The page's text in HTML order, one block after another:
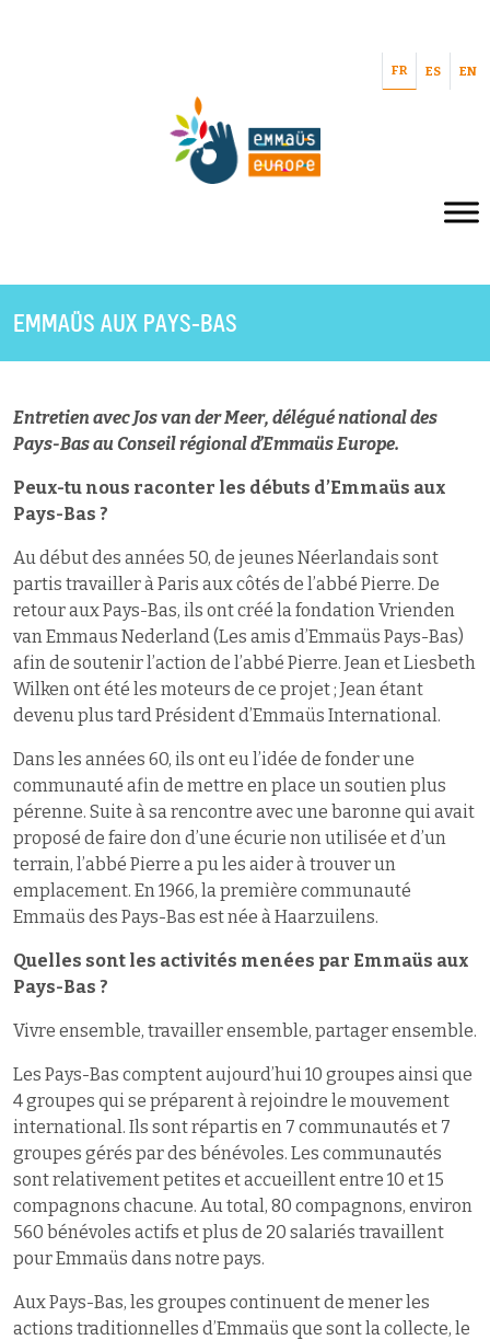
FR ES EN
EMMAÜS AUX PAYS-BAS
Entretien avecJos van der Meer, délégué national des
Pays-Bas au Conseil régional d’Emmaüs Europe.
Peux-tu nous raconter les débuts d’Emmaüs aux
Pays-Bas ?
Au début des années 50, de jeunes Néerlandais sont
partis travailler à Paris aux côtés de l’abbé Pierre. De
retour aux Pays-Bas, ils ont créé la fondation Vrienden
van Emmaus Nederland (Les amis d’Emmaüs Pays-Bas)
afin de soutenir l’action de l’abbé Pierre. Jean et Liesbeth
Wilken ont été les moteurs de ce projet ; Jean étant
devenu plus tard Président d’Emmaüs International.
Dans les années 60, ils ont eu l’idée de fonder une
communauté afin de mettre en place un soutien plus
pérenne. Suite à sa rencontre avec une baronne qui avait
proposé de faire don d’une écurie non utilisée et d’un
terrain, l’abbé Pierre a pu les aider à trouver un
emplacement. En 1966, la première communauté
Emmaüs des Pays-Bas est née à Haarzuilens.
Quelles sont les activités menées par Emmaüs aux
Pays-Bas ?
Vivre ensemble, travailler ensemble, partager ensemble.
Les Pays-Bas comptent aujourd’hui 10 groupes ainsi que
4 groupes qui se préparent à rejoindre le mouvement
international. Ils sont répartis en 7 communautés et 7
groupes gérés par des bénévoles. Les communautés
sont relativement petites et accueillent entre 10 et 15
compagnons chacune. Au total, 80 compagnons, environ
560 bénévoles actifs et plus de 20 salariés travaillent
pour Emmaüs dans notre pays.
Aux Pays-Bas, les groupes continuent de mener les
actions traditionnelles d’Emmaüs que sont la collecte, le